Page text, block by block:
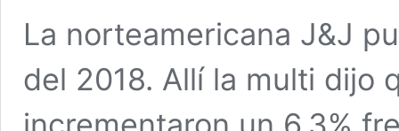
La norteamericana J&J
del 2018. Allí la multi dijo